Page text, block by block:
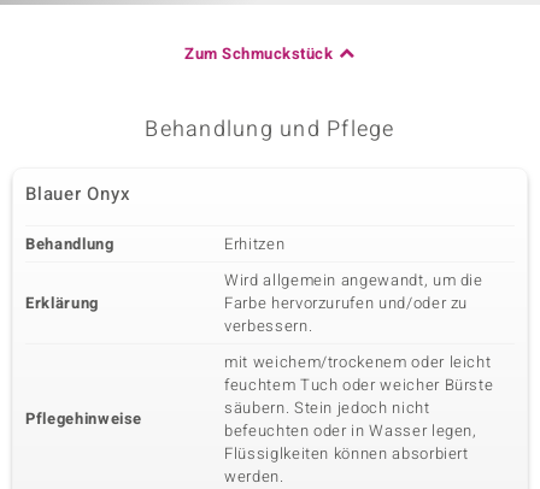
Zum Schmuckstück
Behandlung und Pflege
Blauer Onyx
Behandlung Erhitzen
Erklärung
Wird allgemein angewandt, um die
Farbe hervorzurufen und/oder zu
verbessern.
Pflegehinweise
mit weichem/trockenem oder leicht
feuchtem Tuch oder weicher Bürste
säubern. Stein jedoch nicht
befeuchten oder in Wasser legen,
Flüssiglkeiten können absorbiert
werden.